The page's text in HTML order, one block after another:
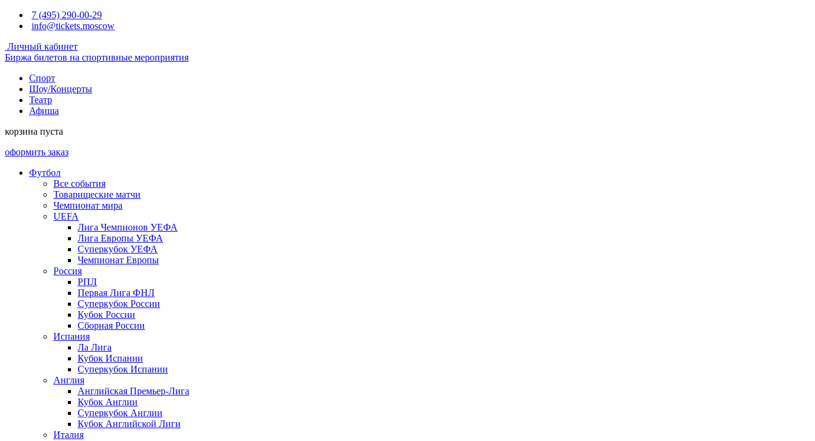
7 (495) 290-00-29
info@tickets.moscow
Личный кабинет
Биржа билетов на спортивные мероприятия
Спорт
Шоу/Концерты
Театр
Афиша
корзина пуста
оформить заказ
Футбол
Все события
Товарищеские матчи
Чемпионат мира
UEFA
Лига Чемпионов УЕФА
Лига Европы УЕФА
Суперкубок УЕФА
Чемпионат Европы
Россия
РПЛ
Первая Лига ФНЛ
Суперкубок России
Кубок России
Сборная России
Испания
Ла Лига
Кубок Испании
Суперкубок Испании
Англия
Английская Премьер-Лига
Кубок Англии
Суперкубок Англии
Кубок Английской Лиги
Италия